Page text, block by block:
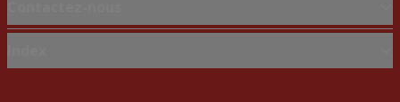
Solutions professionnelles
Magasin mal situé sur la carte